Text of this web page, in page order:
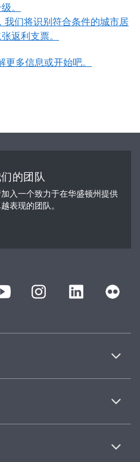
。
我们将识别符合条件的城市居
返利支票。
多信息或开始吧。
的团队
入一个致力于在华盛顿州提供
表现的团队。